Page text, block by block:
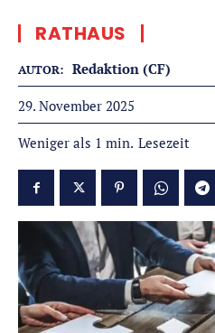
RATHAUS
AUTOR: Redaktion (CF)
29. November 2025
Weniger als 1 min. Lesezeit